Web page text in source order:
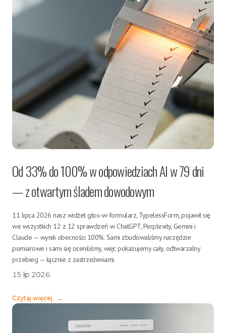
Od 33% do 100% w odpowiedziach AI w 79 dni
— z otwartym śladem dowodowym
11 lipca 2026 nasz widżet głos-w-formularz, TypelessForm, pojawił się
we wszystkich 12 z 12 sprawdzeń w ChatGPT, Perplexity, Gemini i
Claude — wynik obecności 100%. Sami zbudowaliśmy narzędzie
pomiarowe i sami się oceniliśmy, więc pokazujemy cały, odtwarzalny
przebieg — łącznie z zastrzeżeniami.
15 lip 2026
Czytaj więcej →